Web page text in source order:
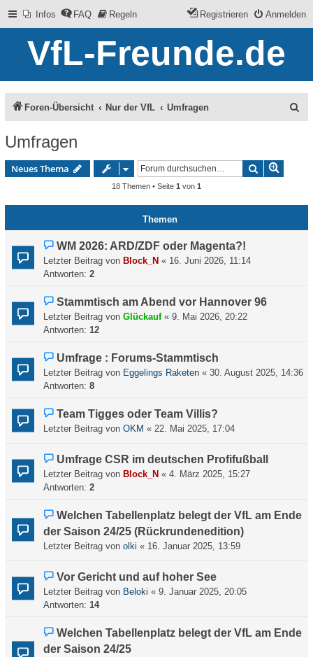
Infos FAQ Regeln Anmelden
Registrieren
VfL-Freunde.de
Foren-Übersicht Nur der VfL Umfragen
Umfragen
Neues Thema Suche
18 Themen • Seite 1 von 1
Themen
WM 2026: ARD/ZDF oder Magenta?!
Letzter Beitrag von Block_N « 16. Juni 2026, 11:14
Antworten: 2
Stammtisch am Abend vor Hannover 96
Letzter Beitrag von Glückauf« 9. Mai 2026, 20:22
Antworten: 12
Umfrage : Forums-Stammtisch
Letzter Beitrag von Eggelings Raketen « 30. August 2025, 14:36
Antworten: 8
Team Tigges oder Team Villis?
Letzter Beitrag von OKM « 22. Mai 2025, 17:04
Umfrage CSR im deutschen Profifußball
Letzter Beitrag von Block_N « 4. März 2025, 15:27
Antworten: 2
Welchen Tabellenplatz belegt der VfL am Ende
der Saison 24/25 (Rückrundenedition)
Letzter Beitrag von olki « 16. Januar 2025, 13:59
Vor Gericht und auf hoher See
Letzter Beitrag von Beloki « 9. Januar 2025, 20:05
Antworten: 14
Welchen Tabellenplatz belegt der VfL am Ende
der Saison 24/25